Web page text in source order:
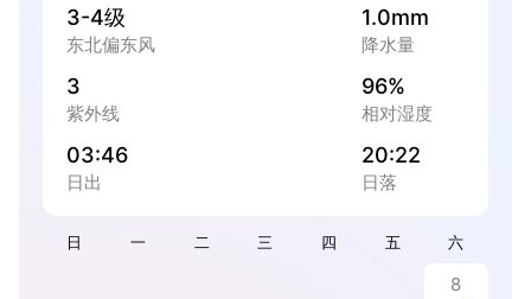
日 一 二 三 四 五 六
8
3-4级
东北偏东风
1.0mm
降水量
3
紫外线
96%
相对湿度
03:46
日出
20:22
日落